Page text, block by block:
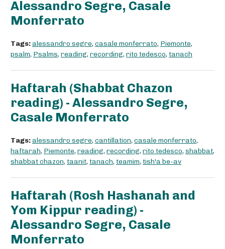
Alessandro Segre, Casale
Monferrato
Tags:alessandro segre, casale monferrato, Piemonte,
psalm, Psalms, reading, recording, rito tedesco, tanach
Haftarah (Shabbat Chazon
reading) - Alessandro Segre,
Casale Monferrato
Tags:alessandro segre, cantillation, casale monferrato,
haftarah, Piemonte, reading, recording, rito tedesco, shabbat,
shabbat chazon, taanit, tanach, teamim, tish'a be-av
Haftarah (Rosh Hashanah and
Yom Kippur reading) -
Alessandro Segre, Casale
Monferrato